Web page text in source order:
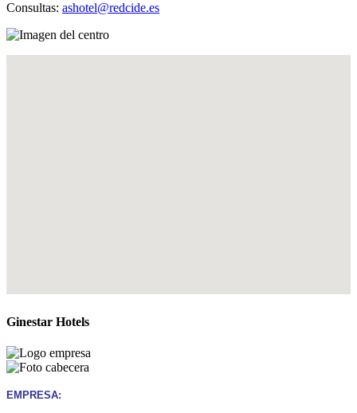
Consultas: ashotel@redcide.es
Ginestar Hotels
EMPRESA: